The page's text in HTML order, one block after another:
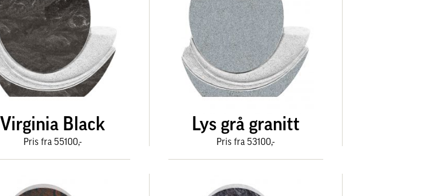
Virginia Black
Pris fra 55100,-
Lys grå granitt
Pris fra 53100,-